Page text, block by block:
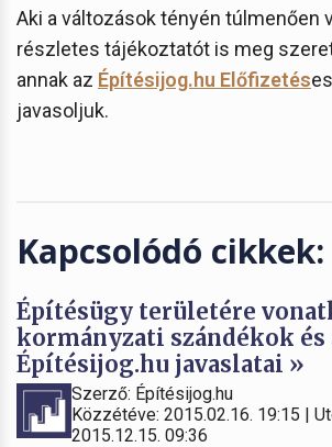
Aki a változások tényén túlmenően
részletes tájékoztatót is meg
annak az Építésijog.hu Előfizetés
javasoljuk.
Kapcsolódó cikkek:
Építésügy területére
kormányzati szándékok és
Építésijog.hu javaslatai »
Szerző: Építésijog.hu
Közzétéve: 2015.02.16. 19:15 |
2015.12.15. 09:36